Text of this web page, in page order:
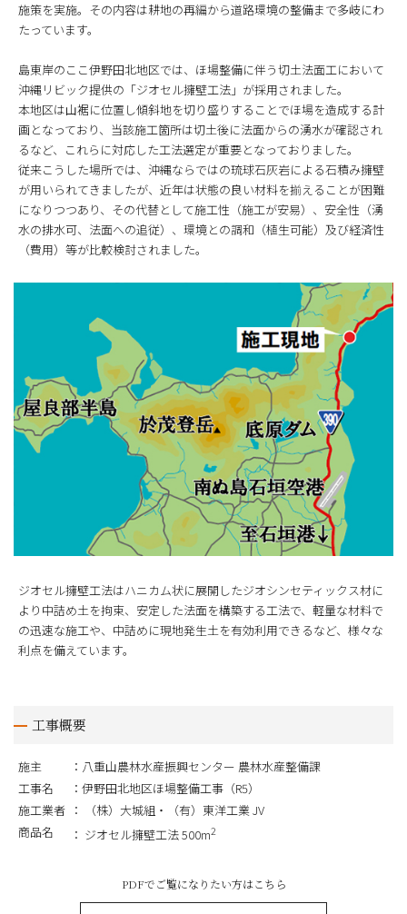
施策を実施。その内容は耕地の再編から道路環境の整備まで多岐にわ
たっています。
島東岸のここ伊野田北地区では、ほ場整備に伴う切土法面工において
沖縄リビック提供の「ジオセル擁壁工法」が採用されました。
本地区は山裾に位置し傾斜地を切り盛りすることでほ場を造成する計
画となっており、当該施工箇所は切土後に法面からの湧水が確認され
るなど、これらに対応した工法選定が重要となっておりました。
従来こうした場所では、沖縄ならではの琉球石灰岩による石積み擁壁
が用いられてきましたが、近年は状態の良い材料を揃えることが困難
になりつつあり、その代替として施工性（施工が安易）、安全性（湧
水の排水可、法面への追従）、環境との調和（植生可能）及び経済性
（費用）等が比較検討されました。
ジオセル擁壁工法はハニカム状に展開したジオシンセティックス材に
より中詰め土を拘束、安定した法面を構築する工法で、軽量な材料で
の迅速な施工や、中詰めに現地発生土を有効利用できるなど、様々な
利点を備えています。
工事概要
施主
八重山農林水産振興センター 農林水産整備課
工事名
伊野田北地区ほ場整備工事（R5）
施工業者
（株）大城組・（有）東洋工業 JV
商品名
ジオセル擁壁工法 500m2
PDFでご覧になりたい方はこちら